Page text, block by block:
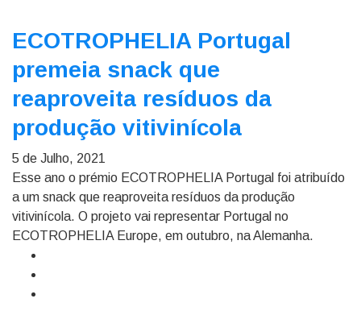
ECOTROPHELIA Portugal
premeia snack que
reaproveita resíduos da
produção vitivinícola
5 de Julho, 2021
Esse ano o prémio ECOTROPHELIA Portugal foi atribuído
a um snack que reaproveita resíduos da produção
vitivinícola. O projeto vai representar Portugal no
ECOTROPHELIA Europe, em outubro, na Alemanha.